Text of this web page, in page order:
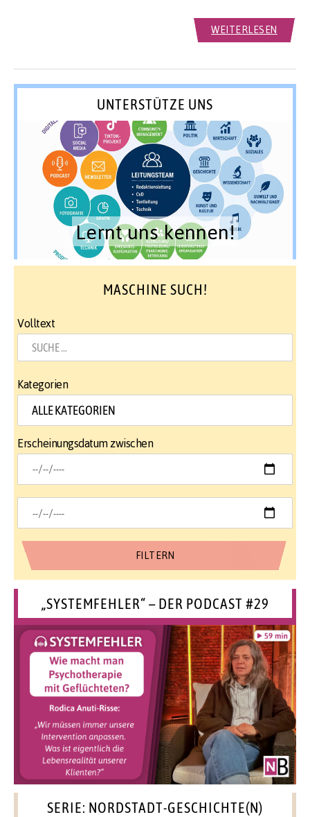
WEITERLESEN
UNTERSTÜTZE UNS
Lernt uns kennen!
MASCHINE SUCH!
Volltext
Kategorien
Erscheinungsdatum zwischen
„SYSTEMFEHLER“ – DER PODCAST #29
SERIE: NORDSTADT-GESCHICHTE(N)